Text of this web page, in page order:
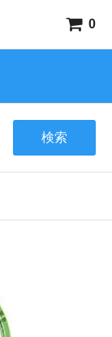
0
検索